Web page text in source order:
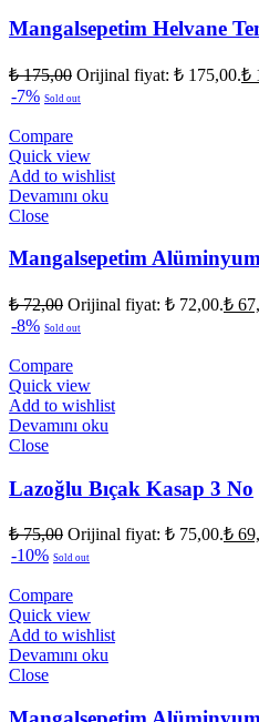
Mangalsepetim Helvane
₺175,00 Orijinal fiyat: ₺ 175,00.₺
-7% Sold out
Compare
Quick view
Add to wishlist
Devamını oku
Close
Mangalsepetim
₺72,00 Orijinal fiyat: ₺ 72,00.₺
-8% Sold out
Compare
Quick view
Add to wishlist
Devamını oku
Close
Lazoğlu Bıçak Kasap 3 No
₺75,00 Orijinal fiyat: ₺ 75,00.₺
-10% Sold out
Compare
Quick view
Add to wishlist
Devamını oku
Close